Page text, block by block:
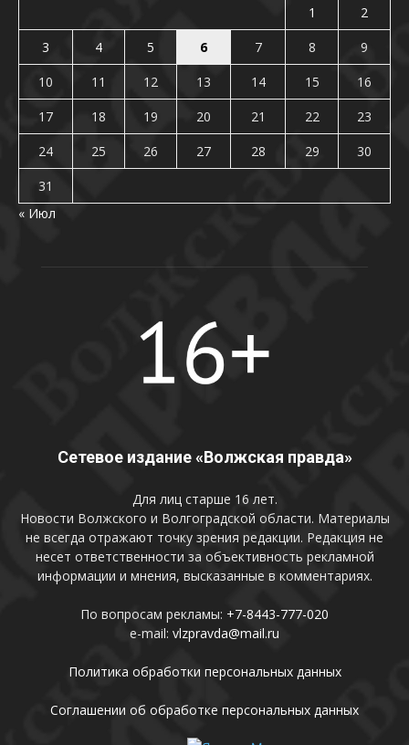
1
2
3
4 5 6 7 8
9
10
11 12 13 14 15
16
17
18 19 20 21 22
23
24
25 26 27 28 29
30
31
« Июл
Сетевое издание «Волжская правда»
Для лиц старше 16 лет.
Новости Волжского и Волгоградской области. Материалы
не всегда отражают точку зрения редакции. Редакция не
несет ответственности за объективность рекламной
информации и мнения, высказанные в комментариях.
По вопросам рекламы: +7-8443-777-020
e-mail: vlzpravda@mail.ru
Политика обработки персональных данных
Соглашении об обработке персональных данных